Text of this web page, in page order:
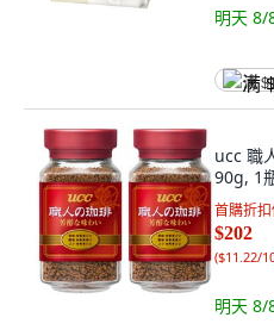
明天 8/
满
ucc 職
90g, 1
首購折
$202
($11.22/
明天 8/